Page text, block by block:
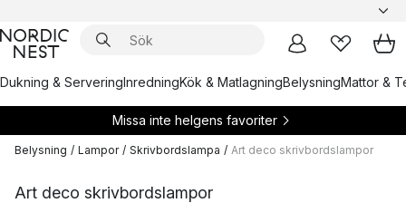
Dukning & ServeringInredningKök & MatlagningBelysningMattor &
Missa inte helgens favoriter
Belysning / Lampor / Skrivbordslampa / Art deco skrivbordslampor
Art deco skrivbordslampor